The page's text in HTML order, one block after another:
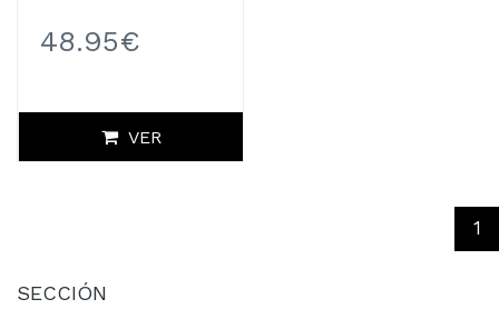
48.95€
VER
1
SECCIÓN